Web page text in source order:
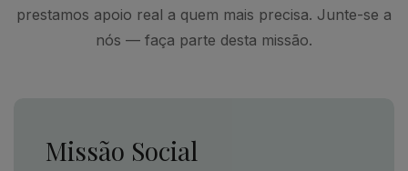
prestamos apoio real a quem mais precisa. Junte-se a
nós — faça parte desta missão.
Missão Social